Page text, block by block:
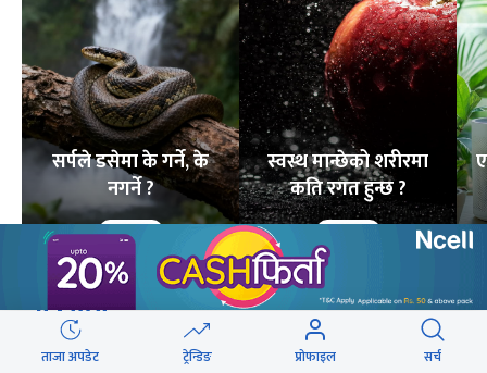
सर्पले डसेमा के गर्ने, के
नगर्ने ?
6STORIES
स्वस्थ मान्छेको शरीरमा
कति रगत हुन्छ ?
लोकप्रिय
२४ घण्टा यो महिना
ताजा अपडेट ट्रेन्डिङ प्रोफाइल सर्च